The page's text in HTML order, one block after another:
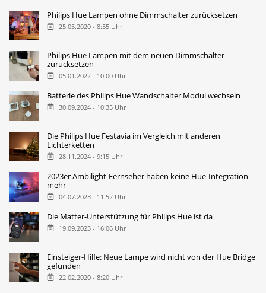
Philips Hue Lampen ohne Dimmschalter zurücksetzen
25.05.2020 - 8:55 Uhr
Philips Hue Lampen mit dem neuen Dimmschalter
zurücksetzen
05.01.2022 - 10:00 Uhr
Batterie des Philips Hue Wandschalter Modul wechseln
30.09.2024 - 10:35 Uhr
Die Philips Hue Festavia im Vergleich mit anderen
Lichterketten
28.11.2024 - 9:15 Uhr
2023er Ambilight-Fernseher haben keine Hue-Integration
mehr
04.07.2023 - 11:52 Uhr
Die Matter-Unterstützung für Philips Hue ist da
19.09.2023 - 16:06 Uhr
Einsteiger-Hilfe: Neue Lampe wird nicht von der Hue Bridge
gefunden
22.02.2020 - 8:20 Uhr